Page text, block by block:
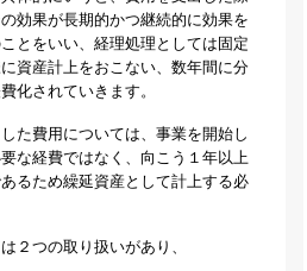
効果が長期的かつ継続的に効果を
とをいい、経理処理としては固定
資産計上をおこない、数年間に分
化されていきます。
た費用については、事業を開始し
な経費ではなく、向こう１年以上
るため繰延資産として計上する必
２つの取り扱いがあり、